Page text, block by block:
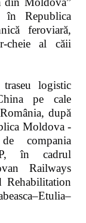
Republica
feroviară,
cheie al căii
logistic
pe cale
după
Moldova -
compania
în cadrul
Railways
Rehabilitation